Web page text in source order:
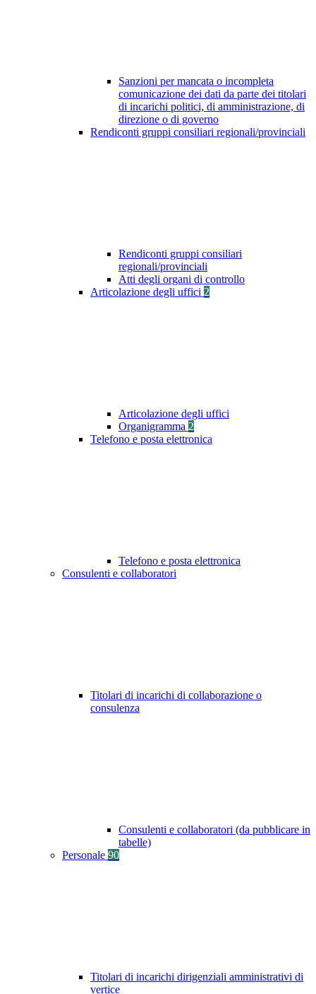
Sanzioni per mancata o incompleta
comunicazione dei dati da parte dei titolari
di incarichi politici, di amministrazione, di
direzione o di governo
Rendiconti gruppi consiliari regionali/provinciali
Rendiconti gruppi consiliari
regionali/provinciali
Atti degli organi di controllo
Articolazione degli uffici 2
Articolazione degli uffici
Organigramma 2
Telefono e posta elettronica
Telefono e posta elettronica
Consulenti e collaboratori
Titolari di incarichi di collaborazione o
consulenza
Consulenti e collaboratori (da pubblicare in
tabelle)
Personale 90
Titolari di incarichi dirigenziali amministrativi di
vertice